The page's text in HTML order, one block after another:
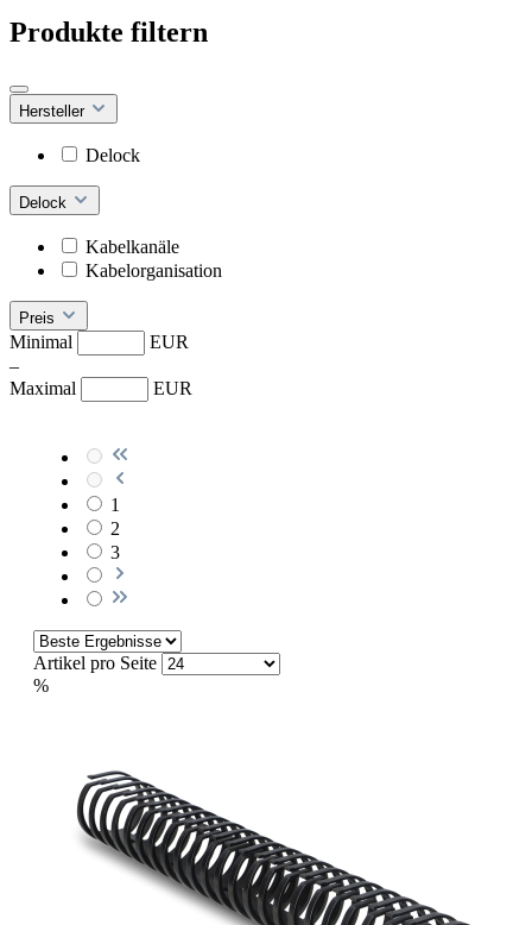
Produkte filtern
Hersteller
Delock
Delock
Kabelkanäle
Kabelorganisation
Preis
Minimal
EUR
–
Maximal
EUR
1
2
3
Artikel pro Seite
%